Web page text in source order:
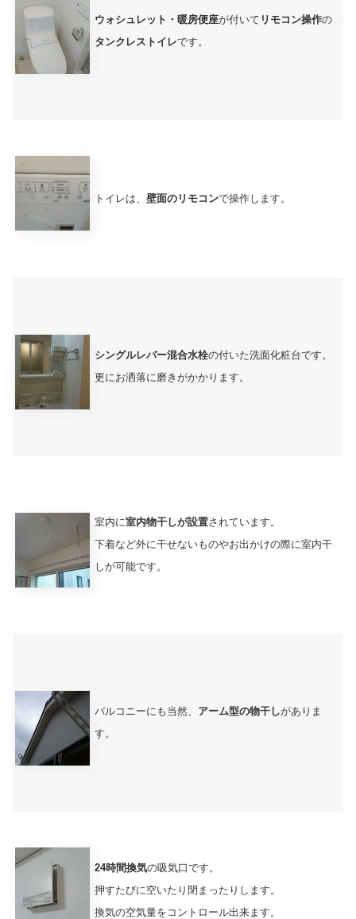
ウォシュレット・暖房便座が付いて リモコン操作の
タンクレストイレです。
トイレは、 壁面のリモコンで操作します。
シングルレバー混合水栓の付いた洗面化粧台です。
更にお洒落に磨きがかかります。
室内に室内物干しが設置されています。
下着など外に干せないものやお出かけの際に室内干
しが可能です。
バルコニーにも当然、 アーム型の物干しがありま
す。
24時間換気の吸気口です。
押すたびに空いたり閉まったりします。
換気の空気量をコントロール出来ます。